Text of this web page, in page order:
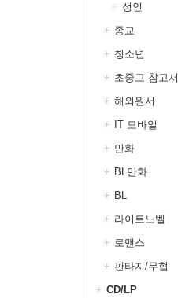
성인
종교
청소년
초중고 참고서
해외원서
IT 모바일
만화
BL만화
BL
라이트노벨
로맨스
판타지/무협
CD/LP